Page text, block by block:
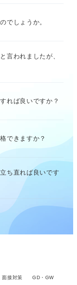
でしょうか。
言われましたが、
れば良いですか？
できますか？
ち直れば良いです
面接対策 GD・GW